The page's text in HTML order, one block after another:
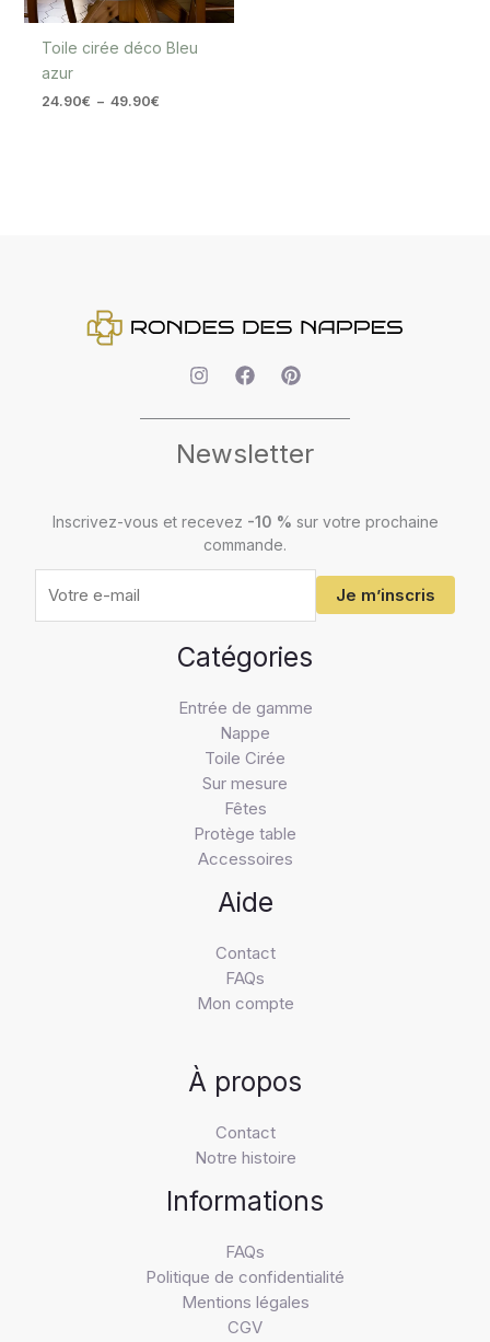
Toile cirée déco Bleu
azur
24.90€ – 49.90€
Newsletter
Inscrivez-vous et recevez -10 % sur votre prochaine
commande.
mail
Je m’inscris
Catégories
Entrée de gamme
Nappe
Toile Cirée
Sur mesure
Fêtes
Protège table
Accessoires
Aide
Contact
FAQs
Mon compte
À propos
Contact
Notre histoire
Informations
FAQs
Politique de confidentialité
Mentions légales
CGV